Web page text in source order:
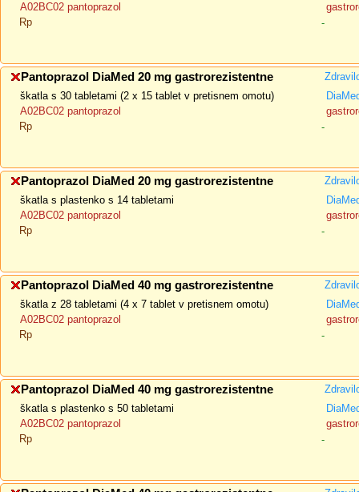
A02BC02 pantoprazol
Rp
-
Pantoprazol DiaMed 20 mg gastrorezistentne
škatla s 30 tabletami (2 x 15 tablet v pretisnem omotu)
A02BC02 pantoprazol
Rp
-
Pantoprazol DiaMed 20 mg gastrorezistentne
škatla s plastenko s 14 tabletami
A02BC02 pantoprazol
Rp
-
Pantoprazol DiaMed 40 mg gastrorezistentne
škatla z 28 tabletami (4 x 7 tablet v pretisnem omotu)
A02BC02 pantoprazol
Rp
-
Pantoprazol DiaMed 40 mg gastrorezistentne
škatla s plastenko s 50 tabletami
A02BC02 pantoprazol
Rp
-